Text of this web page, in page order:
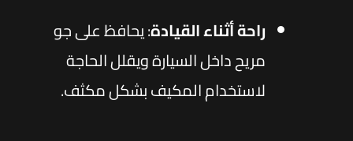
راحة أثناء القيادة: يحافظ على جو
مريح داخل السيارة ويقلل الحاجة
لاستخدام المكيف بشكل مكثف.